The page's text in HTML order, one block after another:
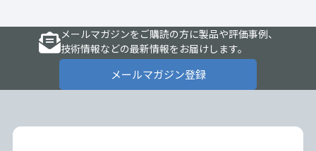
メールマガジンをご購読の方に製品や評価事例、
技術情報などの最新情報をお届けします。
メールマガジン登録